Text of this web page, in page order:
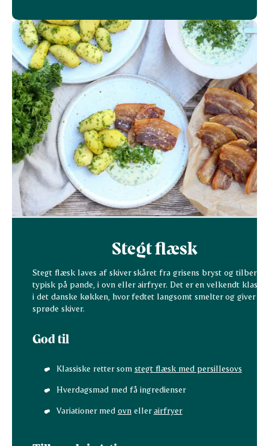
Stegt flæsk
Stegt flæsk laves af skiver skåret fra grisens bryst og
typisk på pande, i ovn eller airfryer. Det er en velkendt
i det danske køkken, hvor fedtet langsomt smelter og giver
sprøde skiver.
God til
Klassiske retter som stegt flæsk med persillesovs
Hverdagsmad med få ingredienser
Variationer med ovnellerairfryer